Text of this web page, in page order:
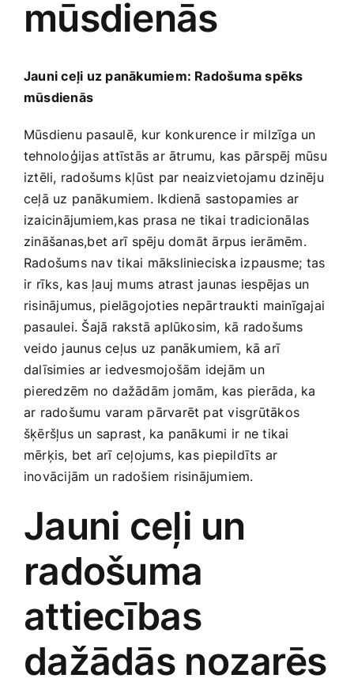
Medicīnas preces
Pārtikas preces
Preces birojam
Preces pieaugušajiem
Rotaļlietas, bērnu preces
Smaržas, kosmētika
Sports, tūrisms un atpūta
TV un Sadzīves tehnika
Zoo preces
mūsdienās
Jauni ceļi uz ‌panākumiem: Radošuma spēks
mūsdienās
Mūsdienu pasaulē, ⁣kur⁣ konkurence ir milzīga un
tehnoloģijas attīstās ar ātrumu, kas pārspēj mūsu
iztēli, radošums kļūst par neaizvietojamu dzinēju
ceļā uz ⁤panākumiem. Ikdienā sastopamies ⁤ar
izaicinājumiem,kas prasa ne tikai tradicionālas
zināšanas,bet arī⁣ spēju domāt ārpus ierāmēm.
Radošums nav tikai mākslinieciska izpausme;⁤ tas⁢
ir rīks, kas ļauj mums atrast jaunas iespējas un
risinājumus, pielāgojoties nepārtraukti mainīgajai
pasaulei. Šajā rakstā aplūkosim, kā radošums
veido jaunus ceļus ⁣uz panākumiem, ⁢kā arī ​
dalīsimies ar iedvesmojošām idejām un
⁤pieredzēm no dažādām jomām, kas pierāda, ka
ar radošumu ​varam pārvarēt pat visgrūtākos
šķēršļus un saprast, ka panākumi ir ne tikai
mērķis, bet arī ceļojums, kas piepildīts ar
inovācijām un radošiem risinājumiem.
Jauni‍ ceļi un
radošuma
attiecības
dažādās nozarēs